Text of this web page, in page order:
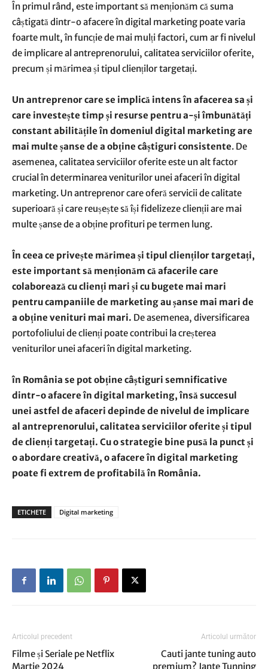
În primul rând, este important să menționăm că suma
câștigată dintr-o afacere în digital marketing poate varia
foarte mult, în funcție de mai mulți factori, cum ar fi nivelul
de implicare al antreprenorului, calitatea serviciilor oferite,
precum și mărimea și tipul clienților targetați.
Un antreprenor care se implică intens în afacerea sa și
care investește timp și resurse pentru a-și îmbunătăți
constant abilitățile în domeniul digital marketing are
mai multe șanse de a obține câștiguri consistente. De
asemenea, calitatea serviciilor oferite este un alt factor
crucial în determinarea veniturilor unei afaceri în digital
marketing. Un antreprenor care oferă servicii de calitate
superioară și care reușește să își fidelizeze clienții are mai
multe șanse de a obține profituri pe termen lung.
În ceea ce privește mărimea și tipul clienților targetați,
este important să menționăm că afacerile care
colaborează cu clienți mari și cu bugete mai mari
pentru campaniile de marketing au șanse mai mari de
a obține venituri mai mari. De asemenea, diversificarea
portofoliului de clienți poate contribui la creșterea
veniturilor unei afaceri în digital marketing.
în România se pot obține câștiguri semnificative
dintr-o afacere în digital marketing, însă succesul
unei astfel de afaceri depinde de nivelul de implicare
al antreprenorului, calitatea serviciilor oferite și tipul
de clienți targetați. Cu o strategie bine pusă la punct și
o abordare creativă, o afacere în digital marketing
poate fi extrem de profitabilă în România.
ETICHETE Digital marketing
Articolul precedent
Filme și Seriale pe Netflix
Martie 2024
Articolul următor
Cauti jante tuning auto
premium? Jante Tunning